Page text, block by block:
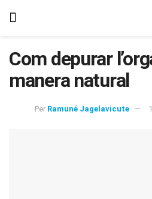
Com depurar
manera natural
Per Ramuné Jagelavicute